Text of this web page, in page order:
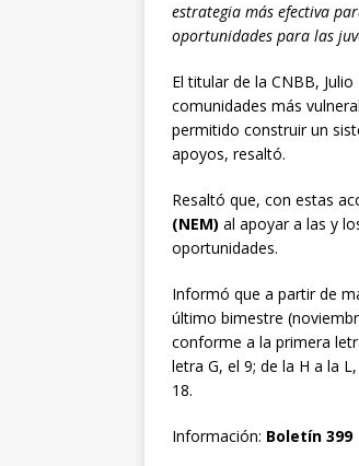
estrategia más efectiva
oportunidades para las
El titular de la CNBB,
comunidades más
permitido construir un
apoyos, resaltó.
Resaltó que, con estas
(NEM) al apoyar a las y
oportunidades.
Informó que a partir de
último bimestre
conforme a la primera
letra G, el 9; de la H a la
18.
Información: Boletín 399